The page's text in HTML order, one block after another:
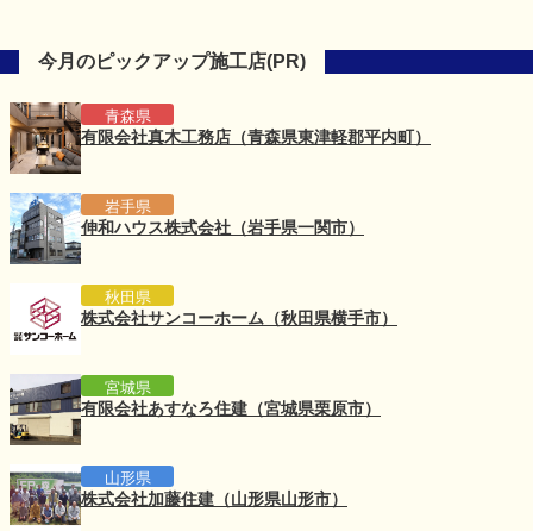
今月のピックアップ施工店(PR)
青森県
有限会社真木工務店（青森県東津軽郡平内町）
岩手県
伸和ハウス株式会社（岩手県一関市）
秋田県
株式会社サンコーホーム（秋田県横手市）
宮城県
有限会社あすなろ住建（宮城県栗原市）
山形県
株式会社加藤住建（山形県山形市）